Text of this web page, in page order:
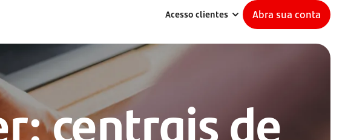
Acesso clientes Abra sua conta
centrais de